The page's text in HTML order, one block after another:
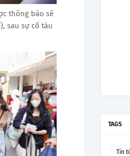
thông báo sẽ
sau sự cố tàu
TAGS
Tin